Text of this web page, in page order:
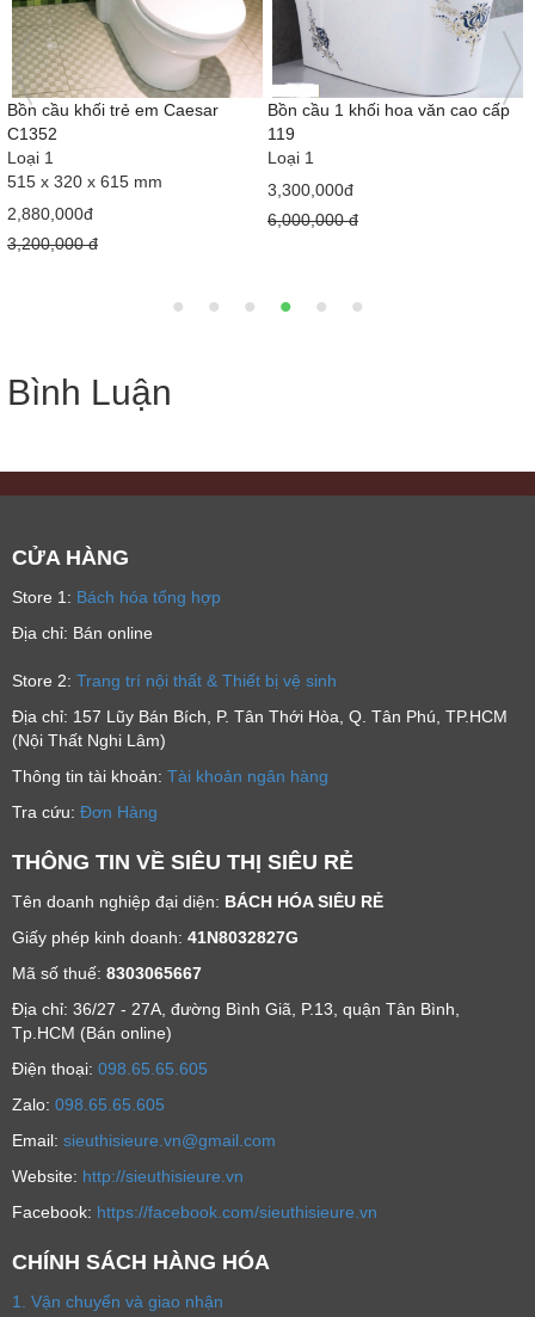
Bồn cầu khối trẻ em Caesar
C1352
Loại 1
515 x 320 x 615 mm
2,880,000đ
3,200,000 đ
Bồn cầu 1 khối hoa văn cao cấp
119
Loại 1
3,300,000đ
6,000,000 đ
Bình Luận
CỬA HÀNG
Store 1: Bách hóa tổng hợp
Địa chỉ: Bán online
Store 2: Trang trí nội thất & Thiết bị vệ sinh
Địa chỉ: 157 Lũy Bán Bích, P. Tân Thới Hòa, Q. Tân Phú, TP.HCM
(Nội Thất Nghi Lâm)
Thông tin tài khoản: Tài khoản ngân hàng
Tra cứu: Đơn Hàng
THÔNG TIN VỀ SIÊU THỊ SIÊU RẺ
Tên doanh nghiệp đại diện: BÁCH HÓA SIÊU RẺ
Giấy phép kinh doanh: 41N8032827G
Mã số thuế: 8303065667
Địa chỉ: 36/27 - 27A, đường Bình Giã, P.13, quận Tân Bình,
Tp.HCM (Bán online)
Ðiện thoại: 098.65.65.605
Zalo: 098.65.65.605
Email: sieuthisieure.vn@gmail.com
Website: http://sieuthisieure.vn
Facebook: https://facebook.com/sieuthisieure.vn
CHÍNH SÁCH HÀNG HÓA
1. Vận chuyển và giao nhận